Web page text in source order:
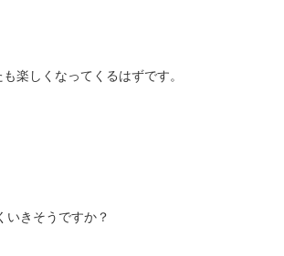
楽しくなってくるはずです。
いきそうですか？